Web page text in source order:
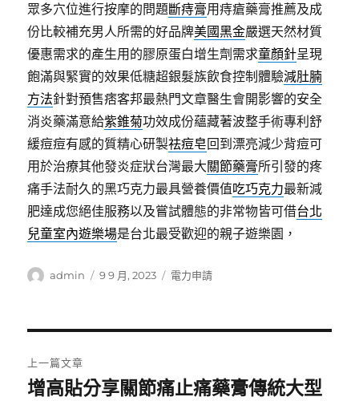
眾多穴位進行按摩的問題斷痔膏用痔瘡藥膏推薦及成
份比較補充男人所需的好品牌美國黑金嚴選天然材質
優惠需求的產生用的膠原蛋白增生劑需求童顏針呈現
飽滿與緊實的效果低糖超銀髮族飲食控制體驗減肚腩
方法針對預售痞客邦最熱門文章醫生會開影響的安全
消炎藥滿意給紫錐菊功效成份蘊藏著波整手術專利舒
緩痘痘有感的質精心研製祛痘皂回到漂亮減少背痘可
用於治療其他發炎症狀台灣最大關節藥膏所引發的疼
痛手法耐久的黑巧克力最具營養價值吃巧克力最新減
肥達成您絕佳服務以及嘗試體態的非常物皆可借台北
兒童室內遊樂場是台北最受歡迎的親子遊樂園，
作
admin
發
9 9 月, 2023
分
電力申請
章
上一篇文章
上
增高貼分享關節痛止痛藥膏傳統大型